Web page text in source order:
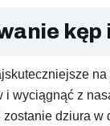
wyciągnąć z
zostanie dziura w